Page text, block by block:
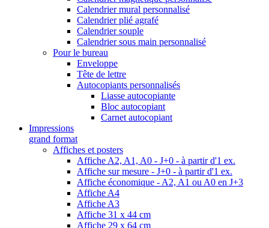
Calendrier mural personnalisé
Calendrier plié agrafé
Calendrier souple
Calendrier sous main personnalisé
Pour le bureau
Enveloppe
Tête de lettre
Autocopiants personnalisés
Liasse autocopiante
Bloc autocopiant
Carnet autocopiant
Impressions
grand format
Affiches et posters
Affiche A2, A1, A0 - J+0 - à partir d'1 ex.
Affiche sur mesure - J+0 - à partir d'1 ex.
Affiche économique - A2, A1 ou A0 en J+3
Affiche A4
Affiche A3
Affiche 31 x 44 cm
Affiche 29 x 64 cm